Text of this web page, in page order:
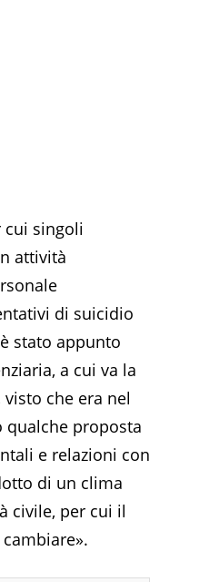
cui singoli
attività
di suicidio
stato appunto
a cui va la
che era nel
proposta
e relazioni con
di un clima
civile, per cui il